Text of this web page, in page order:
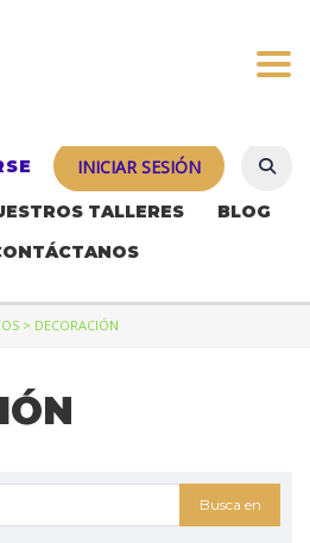
INICIAR SESIÓN
TALLERES
BLOG
> DECORACIÓN